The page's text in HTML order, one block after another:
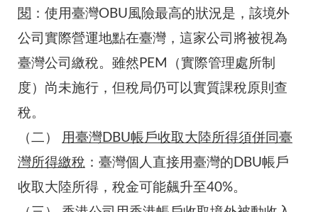
閱 ：使用臺灣OBU風險最高的狀況是，該境外
公司實際營運地點在臺灣，這家公司將被視為
臺灣公司繳稅。雖然PEM（實際管理處所制
度）尚未施行，但稅局仍可以實質課稅原則查
稅。
（二）
用臺灣DBU帳戶收取大陸所得須併同臺
灣所得繳稅 ：臺灣個人直接用臺灣的DBU帳戶
收取大陸所得，稅金可能飆升至40%。